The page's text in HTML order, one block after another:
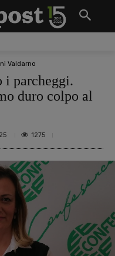
Valdarno
i parcheggi.
duro colpo al
1275